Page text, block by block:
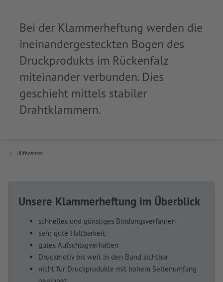
Bei der Klammerheftung werden die
ineinandergesteckten Bogen des
Druckprodukts im Rückenfalz
miteinander verbunden. Dies
geschieht mittels stabiler
Drahtklammern.
Hilfecenter
Unsere Klammerheftung im Überblick
schnelles und günstiges Bindungsverfahren
sehr gute Haltbarkeit
gutes Aufschlagverhalten
Druckmotiv bis weit in den Bund sichtbar
nicht für Druckprodukte mit hohem Seitenumfang